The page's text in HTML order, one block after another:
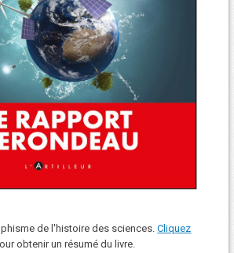
de l'histoire des sciences.Cliquez
obtenir un résumé du livre.